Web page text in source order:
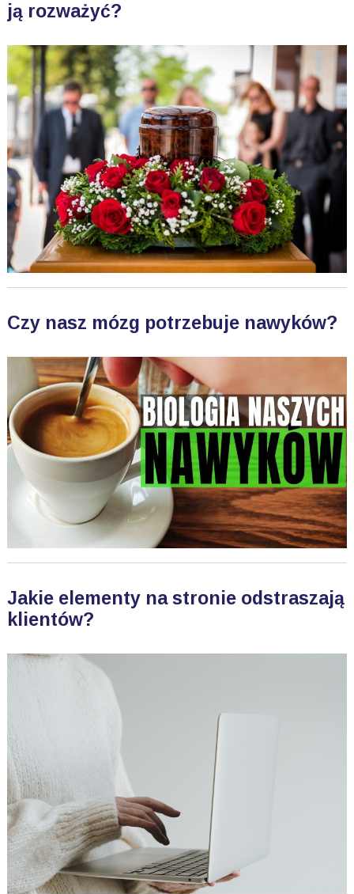
ją rozważyć?
Czy nasz mózg potrzebuje nawyków?
Jakie elementy na stronie odstraszają
klientów?